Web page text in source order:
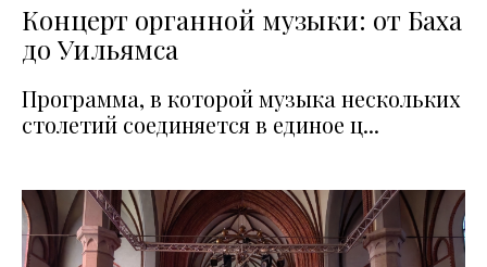
Концерт органной музыки: от Баха
до Уильямса
Программа, в которой музыка нескольких
столетий соединяется в единое ц...